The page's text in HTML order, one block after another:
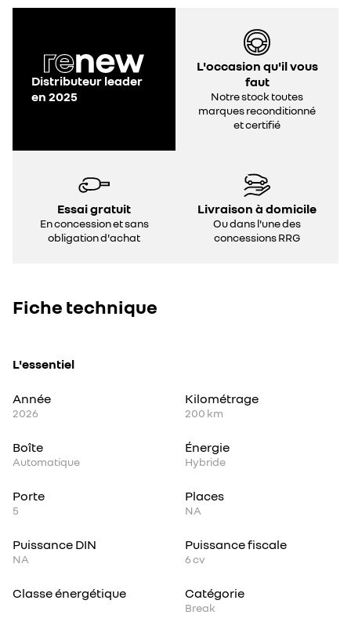
Distributeur leader
en 2025
L'occasion qu'il vous
faut
Notre stock toutes
marques reconditionné
et certifié
Essai gratuit
En concession et sans
obligation d'achat
Livraison à domicile
Ou dans l'une des
concessions RRG
Fiche technique
L'essentiel
Année
2026
Kilométrage
200 km
Boîte
Automatique
Énergie
Hybride
Porte
5
Places
NA
Puissance DIN
NA
Puissance fiscale
6cv
Classe énergétique Catégorie
Break